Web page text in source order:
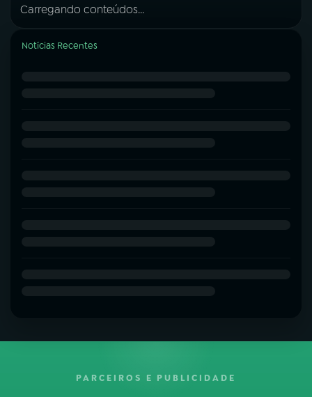
Carregando conteúdos...
Notícias Recentes
PARCEIROS E PUBLICIDADE